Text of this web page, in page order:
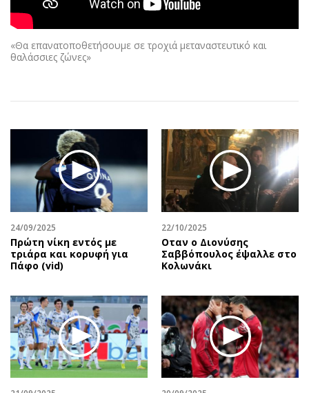
Αθλητισμός
Κύπρος
Ελλάδα
Οικονομία
Real Estate
Επιχειρήσεις
Αγορές
Money Review
AstroBank Properties
Trends
Ενέργεια
Ναυτιλία
Περιβάλλον
Ελλάδα
Κόσμος
Παράξενα
Geek
Νέα
Κινητά-tablets
Πολιτική
Οικονομία
Γενικά
Αναδρομές
Πρόσωπα
Περιβάλλον
Good Life
Γυναίκα
Showbiz
Ταξίδια
Συνταγές
Έξοδος
Media
«Θα επανατοποθετήσουμε σε τροχιά μεταναστευτικό και
θαλάσσιες ζώνες»
24/09/2025
Πρώτη νίκη εντός με
τριάρα και κορυφή για
Πάφο (vid)
22/10/2025
Οταν ο Διονύσης
Σαββόπουλος έψαλλε στο
Κολωνάκι